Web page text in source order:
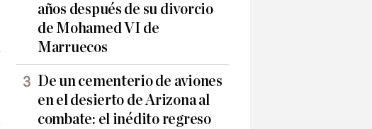
años después de su divorcio
de Mohamed VI de
Marruecos
De un cementerio de aviones
en el desierto de Arizona al
combate: el inédito regreso